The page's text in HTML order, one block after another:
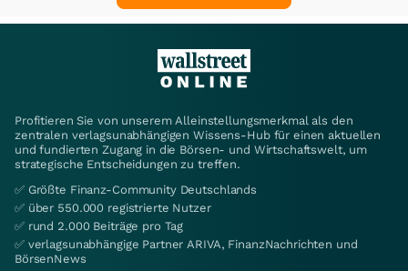
Profitieren Sie von unserem Alleinstellungsmerkmal als den
zentralen verlagsunabhängigen Wissens-Hub für einen aktuellen
und fundierten Zugang in die Börsen- und Wirtschaftswelt, um
strategische Entscheidungen zu treffen.
✅ Größte Finanz-Community Deutschlands
✅ über 550.000 registrierte Nutzer
✅ rund 2.000 Beiträge pro Tag
✅ verlagsunabhängige Partner ARIVA, FinanzNachrichten und
BörsenNews